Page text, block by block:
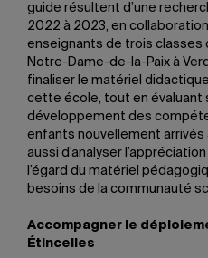
guide résultent d’une
2022 à 2023, en
enseignants de trois classes
Notre-Dame-de-la-Paix à
finaliser le matériel
cette école, tout en évaluant
développement des
enfants nouvellement arrivés
aussi d’analyser
l’égard du matériel
besoins de la communauté
Accompagner le
Étincelles